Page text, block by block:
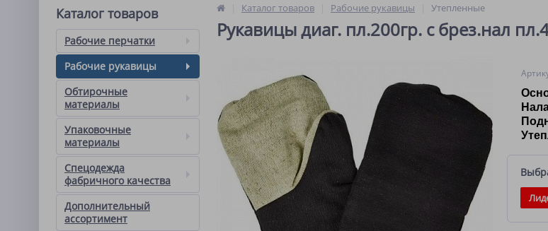
Каталог товаров
Рабочие перчатки
Рабочие рукавицы
Обтирочные
материалы
Упаковочные
материалы
Спецодежда
фабричного качества
Дополнительный
ассортимент
Каталог товаров Рабочие рукавицы Утепленные
Рукавицы диаг. пл.200гр. с брез.нал